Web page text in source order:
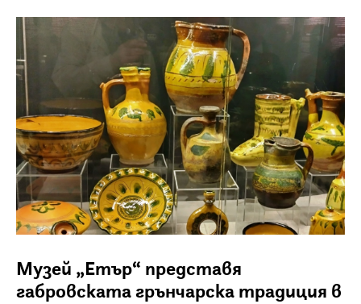
Музей „Етър“ представя
габровската грънчарска традиция в